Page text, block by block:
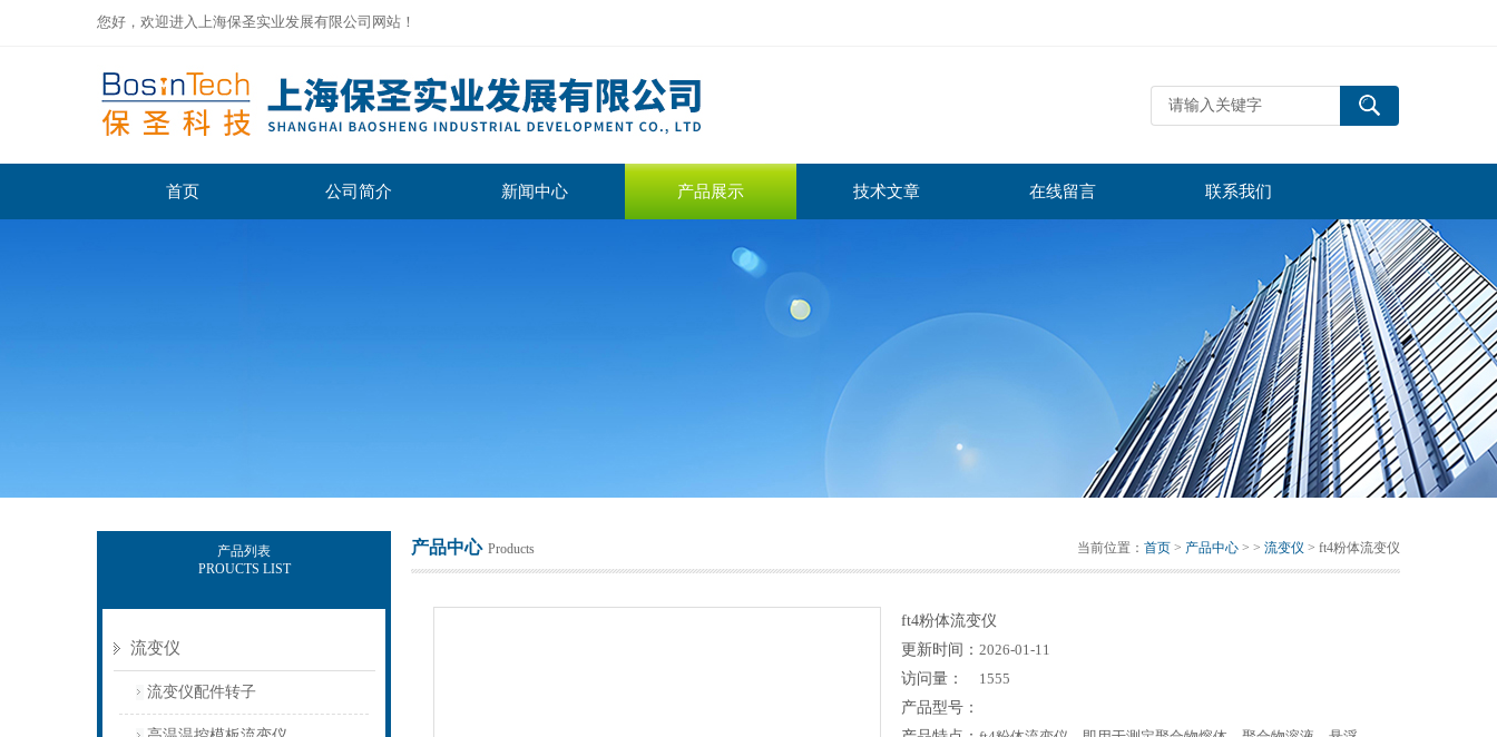
您好，欢迎进入上海保圣实业发展有限公司网站！
首页 公司简介 新闻中心 产品展示 技术文章 在线留言 联系我们
产品列表
PROUCTS LIST
流变仪
流变仪配件转子
产品中心 Products 当前位置： 首页 > 产品中心 > > 流变仪 > ft4粉体流变仪
ft4粉体流变仪
更新时间： 2026-01-11
访问量：
1555
产品型号：